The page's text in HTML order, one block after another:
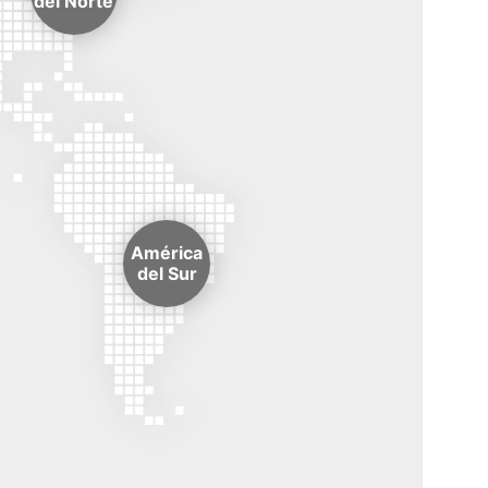
América
del Sur